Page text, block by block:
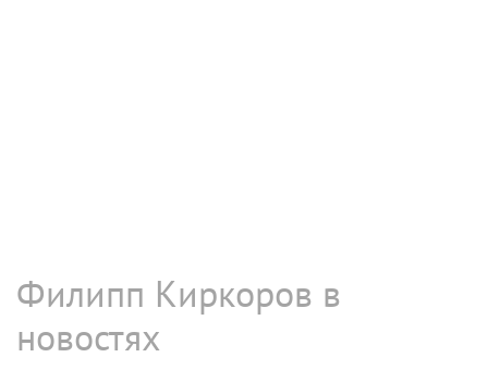
Филипп Киркоров в
новостях